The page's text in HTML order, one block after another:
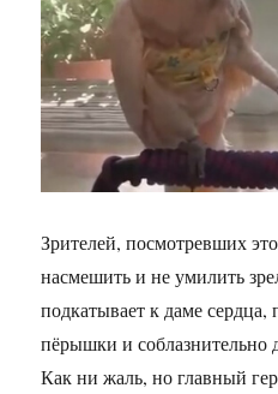
Зрителей, посмотревших
насмешить и не умилить
подкатывает к даме сердца,
пёрышки и соблазнительно
Как ни жаль, но главный